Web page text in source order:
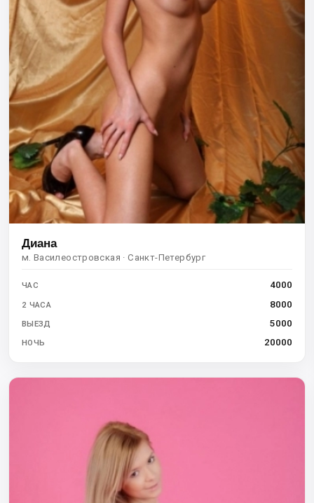
Диана
м. Василеостровская · Санкт-Петербург
ЧАС 4000
2 ЧАСА 8000
ВЫЕЗД 5000
НОЧЬ 20000